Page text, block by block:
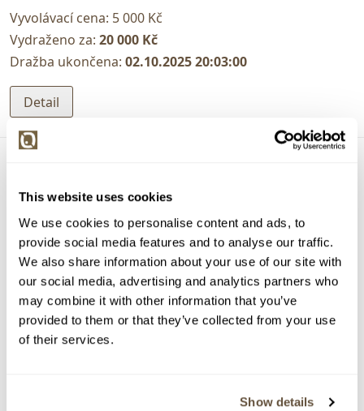
This website uses cookies
We use cookies to personalise content and ads, to
provide social media features and to analyse our traffic.
We also share information about your use of our site with
our social media, advertising and analytics partners who
may combine it with other information that you’ve
provided to them or that they’ve collected from your use
of their services.
Show details
Vyvolávací cena: 5 000 Kč
Vydraženo za: 20 000 Kč
Dražba ukončena: 02.10.2025 20:03:00
Detail